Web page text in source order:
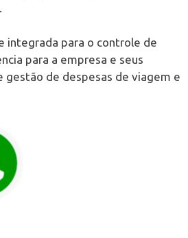
integrada para o controle de
para a empresa e seus
gestão de despesas de viagem e